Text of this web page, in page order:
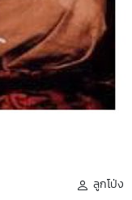
ลูกโป่ง